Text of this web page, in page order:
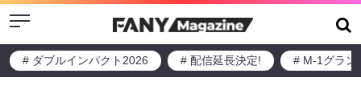
Menu
# ダブルインパクト2026 # 配信延長決定! # M-1グラン